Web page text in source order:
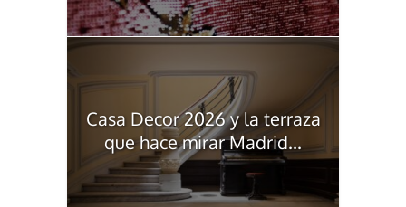
Casa Decor 2026 y la terraza
que hace mirar Madrid...